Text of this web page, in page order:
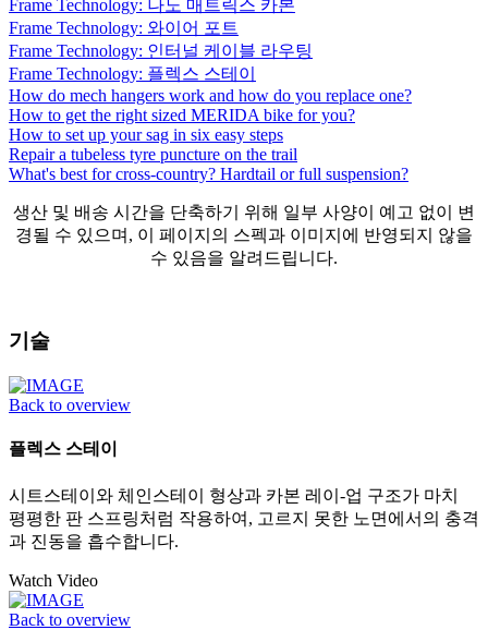
Frame Technology: 나노 매트릭스 카본
Frame Technology: 와이어 포트
Frame Technology: 인터널 케이블 라우팅
Frame Technology: 플렉스 스테이
How do mech hangers work and how do you replace one?
How to get the right sized MERIDA bike for you?
How to set up your sag in six easy steps
Repair a tubeless tyre puncture on the trail
What's best for cross-country? Hardtail or full suspension?
생산 및 배송 시간을 단축하기 위해 일부 사양이 예고 없이 변
경될 수 있으며, 이 페이지의 스펙과 이미지에 반영되지 않을
수 있음을 알려드립니다.
기술
Back to overview
플렉스 스테이
시트스테이와 체인스테이 형상과 카본 레이-업 구조가 마치
평평한 판 스프링처럼 작용하여, 고르지 못한 노면에서의 충격
과 진동을 흡수합니다.
Watch Video
Back to overview